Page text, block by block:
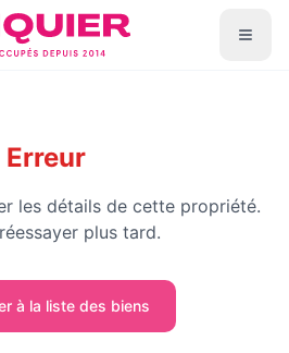
Erreur
les détails de cette propriété.
plus tard.
à la liste des biens